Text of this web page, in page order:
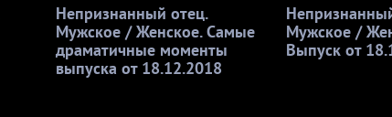
Непризнанный отец.
Мужское / Женское. Самые
драматичные моменты
выпуска от 18.12.2018
Мужское /
Выпуск от